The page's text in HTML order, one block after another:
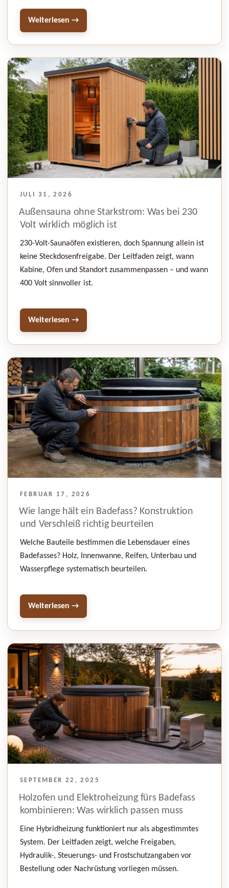
Weiterlesen →
VERÖFFENTLICHT
JULI 31, 2026
Außensauna ohne Starkstrom: Was bei 230
Volt wirklich möglich ist
230-Volt-Saunaöfen existieren, doch Spannung allein ist
keine Steckdosenfreigabe. Der Leitfaden zeigt, wann
Kabine, Ofen und Standort zusammenpassen – und wann
400 Volt sinnvoller ist.
Weiterlesen →
VERÖFFENTLICHT
FEBRUAR 17, 2026
Wie lange hält ein Badefass? Konstruktion
und Verschleiß richtig beurteilen
Welche Bauteile bestimmen die Lebensdauer eines
Badefasses? Holz, Innenwanne, Reifen, Unterbau und
Wasserpflege systematisch beurteilen.
Weiterlesen →
VERÖFFENTLICHT
SEPTEMBER 22, 2025
Holzofen und Elektroheizung fürs Badefass
kombinieren: Was wirklich passen muss
Eine Hybridheizung funktioniert nur als abgestimmtes
System. Der Leitfaden zeigt, welche Freigaben,
Hydraulik-, Steuerungs- und Frostschutzangaben vor
Bestellung oder Nachrüstung vorliegen müssen.